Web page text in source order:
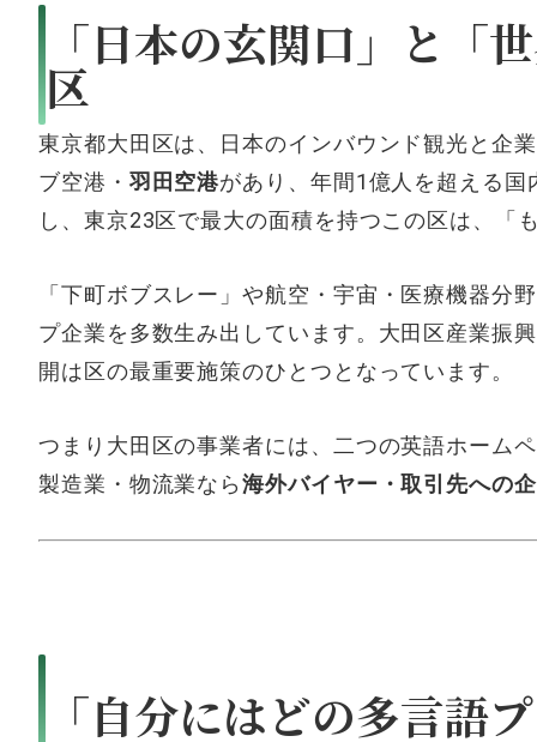
「日本の玄関口」と「
区
東京都大田区は、日本のイ ンバウンド観光と企
ブ空港・ 羽田空港があり、年間1億人を超える 国
し、東京23区で最大の面積を持つこの区は、「
「下町ボブスレー」や航空・宇宙・ 医療機器分
プ企業を多数生み出しています。大田 区産業振
開は区の最重要施策のひとつとなっています。
つまり大田区の事業者には、 二つの英語ホーム
製造業・物流業なら海外バイヤー・取引先への
「自分にはどの多言